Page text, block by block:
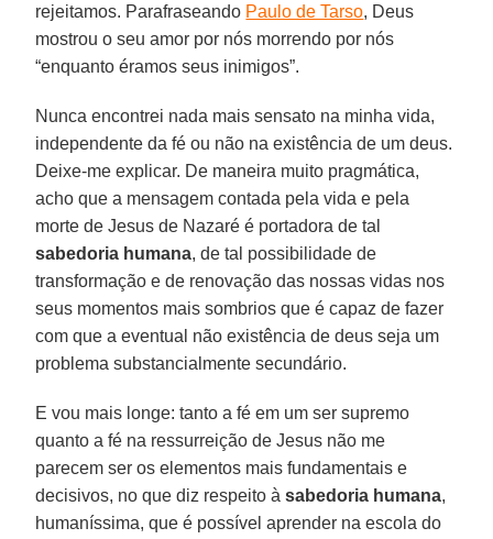
rejeitamos. Parafraseando Paulo de Tarso, Deus
mostrou o seu amor por nós morrendo por nós
“enquanto éramos seus inimigos”.
Nunca encontrei nada mais sensato na minha vida,
independente da fé ou não na existência de um deus.
Deixe-me explicar. De maneira muito pragmática,
acho que a mensagem contada pela vida e pela
morte de Jesus de Nazaré é portadora de tal
sabedoria humana, de tal possibilidade de
transformação e de renovação das nossas vidas nos
seus momentos mais sombrios que é capaz de fazer
com que a eventual não existência de deus seja um
problema substancialmente secundário.
E vou mais longe: tanto a fé em um ser supremo
quanto a fé na ressurreição de Jesus não me
parecem ser os elementos mais fundamentais e
decisivos, no que diz respeito àsabedoria humana,
humaníssima, que é possível aprender na escola do